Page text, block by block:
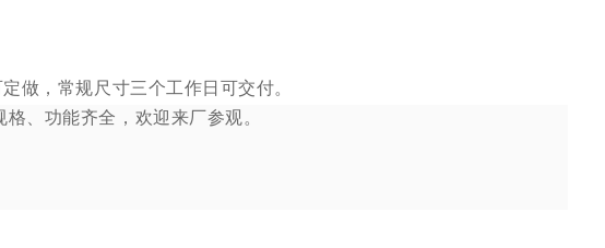
做，常规尺寸三个工作日可交付。
、功能齐全，欢迎来厂参观。